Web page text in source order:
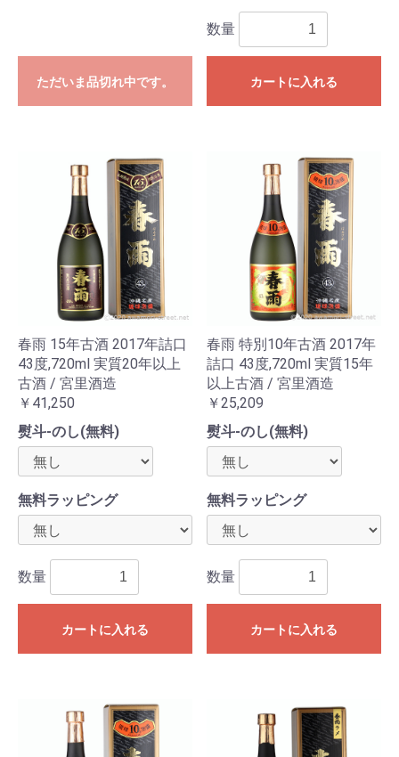
ただいま品切れ中です。
数量
カートに入れる
春雨 15年古酒 2017年詰口
43度,720ml 実質20年以上
古酒 / 宮里酒造
￥41,250
熨斗-のし(無料)
無料ラッピング
数量
カートに入れる
春雨 特別10年古酒 2017年
詰口 43度,720ml 実質15年
以上古酒 / 宮里酒造
￥25,209
熨斗-のし(無料)
無料ラッピング
数量
カートに入れる